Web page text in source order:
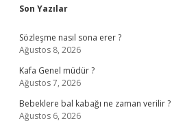
Sidebar
Son Yazılar
Sözleşme nasıl sona erer ?
Ağustos 8, 2026
Kafa Genel müdür ?
Ağustos 7, 2026
Bebeklere bal kabağı ne zaman verilir ?
Ağustos 6, 2026